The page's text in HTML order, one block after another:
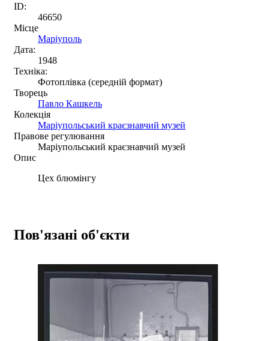
ID:
46650
Місце
Маріуполь
Дата:
1948
Техніка:
Фотоплівка (середній формат)
Творець
Павло Кашкель
Колекція
Маріупольський краєзнавчий музей
Правове регулювання
Маріупольський краєзнавчий музей
Опис
Цех блюмінгу
Пов'язані об'єкти